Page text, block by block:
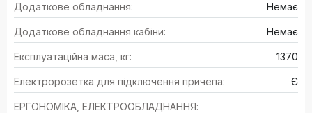
Додаткове обладнання: Немає
Додаткове обладнання кабіни: Немає
Експлуатаційна маса, кг: 1370
Електророзетка для підключення причепа: Є
ЕРГОНОМІКА, ЕЛЕКТРООБЛАДНАННЯ: